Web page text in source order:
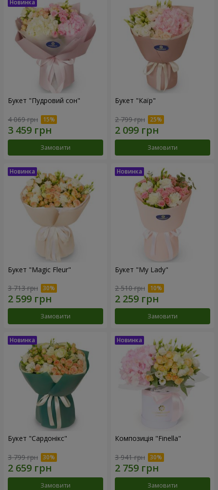
Букет "Пудровий сон"
4 069 грн
Замовити
Букет "Каїр"
2 799 грн
Замовити
Букет "Magic Fleur"
3 713 грн
Замовити
Букет "My Lady"
2 510 грн
Замовити
Букет "Сардонікс"
3 799 грн
Замовити
Композиція "Finella"
3 941 грн
Замовити